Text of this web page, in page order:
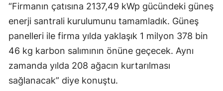
“Firmanın çatısına 2137,49 kWp gücündeki güneş
enerji santrali kurulumunu tamamladık. Güneş
panelleri ile firma yılda yaklaşık 1 milyon 378 bin
46 kg karbon salımının önüne geçecek. Aynı
zamanda yılda 208 ağacın kurtarılması
sağlanacak” diye konuştu.